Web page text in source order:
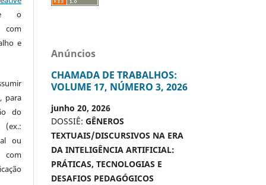
o
com
e
para
do
(ex.:
ou
Anúncios
CHAMADA DE TRABALHOS:
VOLUME 17, NÚMERO 3, 2026
junho 20, 2026
DOSSIÊ: GÊNEROS
TEXTUAIS/DISCURSIVOS NA ERA
DA INTELIGÊNCIA ARTIFICIAL:
PRÁTICAS, TECNOLOGIAS E
DESAFIOS PEDAGÓGICOS